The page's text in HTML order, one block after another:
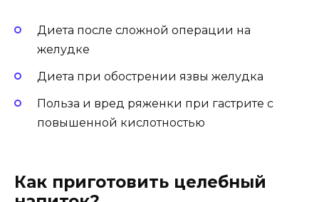
Диета после сложной операции на
желудке
Диета при обострении язвы желудка
Польза и вред ряженки при гастрите с
повышенной кислотностью
Как приготовить целебный